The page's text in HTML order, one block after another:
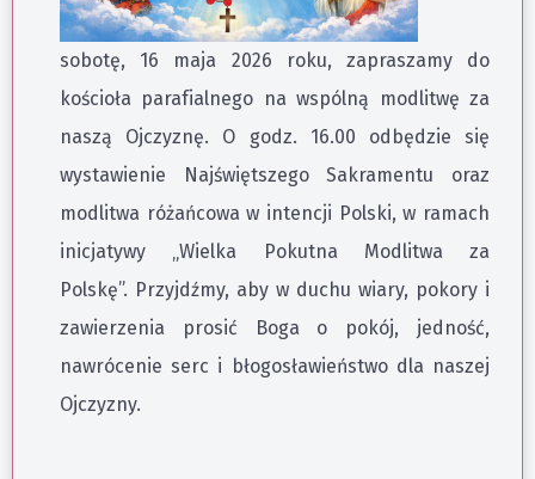
sobotę, 16 maja 2026 roku, zapraszamy do
kościoła parafialnego na wspólną modlitwę za
naszą Ojczyznę. O godz. 16.00 odbędzie się
wystawienie Najświętszego Sakramentu oraz
modlitwa różańcowa w intencji Polski, w ramach
inicjatywy „Wielka Pokutna Modlitwa za
Polskę”. Przyjdźmy, aby w duchu wiary, pokory i
zawierzenia prosić Boga o pokój, jedność,
nawrócenie serc i błogosławieństwo dla naszej
Ojczyzny.